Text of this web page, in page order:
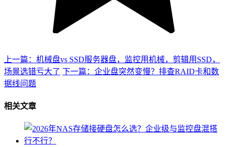
上一篇：机械盘vs SSD服务器盘，监控用机械，剪辑用SSD，
场景选错亏大了 下一篇：企业盘突然变慢？排查RAID卡和数
据线问题
相关文章